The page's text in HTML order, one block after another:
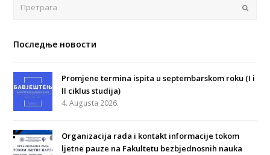
Последње новости
Promjene termina ispita u septembarskom roku (I i
II ciklus studija)
4. Augusta 2026.
Organizacija rada i kontakt informacije tokom
ljetne pauze na Fakultetu bezbjednosnih nauka